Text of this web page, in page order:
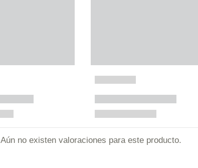
Aún no existen valoraciones para este producto.